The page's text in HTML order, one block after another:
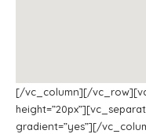
[/vc_column][/
gradient=”yes”][/